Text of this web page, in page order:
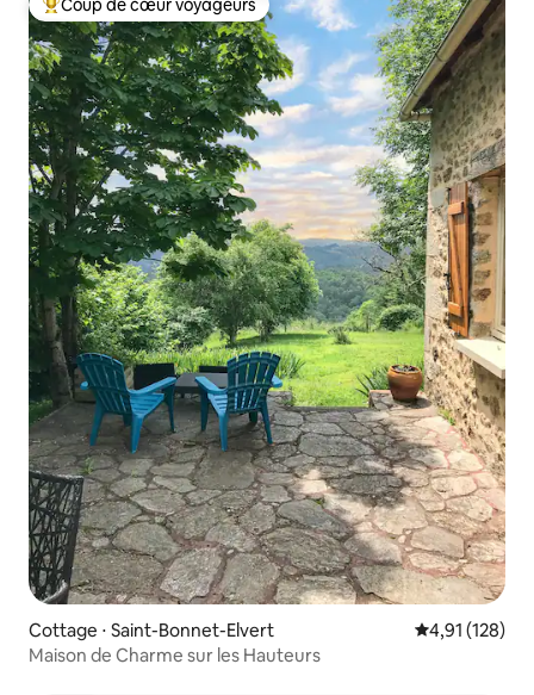
Coups de cœur voyageurs les plus appréciés
Coup de cœur voyageurs
Cottage ⋅ Saint-Bonnet-Elvert Évaluation
4,91 (128)
Maison de Charme sur les Hauteurs